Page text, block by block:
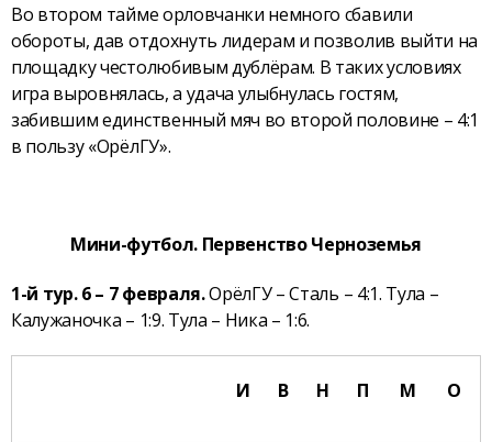
Во втором тайме орловчанки немного сбавили
обороты, дав отдохнуть лидерам и позволив выйти на
площадку честолюбивым дублёрам. В таких условиях
игра выровнялась, а удача улыбнулась гостям,
забившим единственный мяч во второй половине – 4:1
в пользу «ОрёлГУ».
Мини-футбол. Первенство Черноземья
1-й тур. 6 – 7 февраля.ОрёлГУ – Сталь – 4:1. Тула –
Калужаночка – 1:9. Тула – Ника – 1:6.
И В Н П М О